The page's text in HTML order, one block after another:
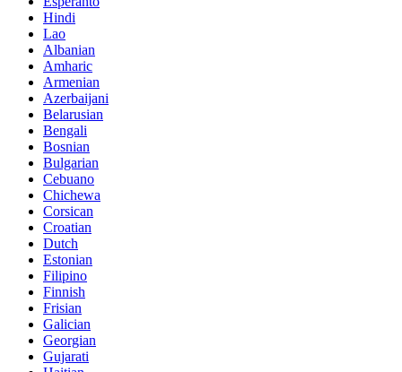
Hindi
Lao
Albanian
Amharic
Armenian
Azerbaijani
Belarusian
Bengali
Bosnian
Bulgarian
Cebuano
Chichewa
Corsican
Croatian
Dutch
Estonian
Filipino
Finnish
Frisian
Galician
Georgian
Gujarati